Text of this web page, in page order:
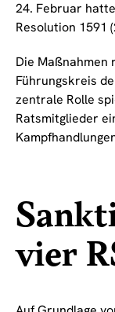
24. Februar
Resolution 1591
Die Maßnahmen
Führungskreis
zentrale Rolle
Ratsmitglieder
vier